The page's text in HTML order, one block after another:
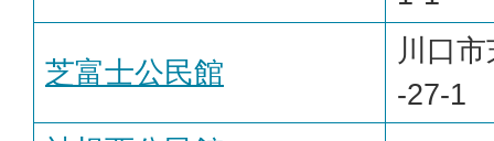
芝富士公民館
川口
-27-1